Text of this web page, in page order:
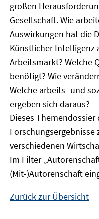
großen
Gesellschaft. Wie
Auswirkungen hat die
Künstlicher Intelligenz
Arbeitsmarkt? Welche
benötigt? Wie
Welche arbeits- und
ergeben sich daraus?
Dieses
Forschungsergebnisse
verschiedenen
Im Filter
(Mit-)Autorenschaft
Zurück zur Übersicht